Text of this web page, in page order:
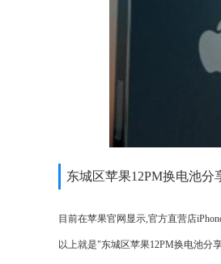
东城区苹果12PM换电池分
目前在苹果官网显示,官方直营店
以上就是"东城区苹果12PM换电池分